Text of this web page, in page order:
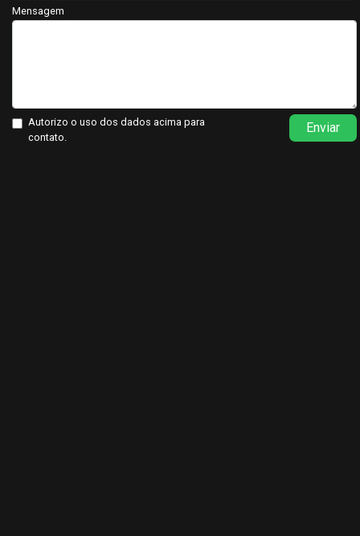
Mensagem
Autorizo o uso dos dados acima para
contato.
Enviar